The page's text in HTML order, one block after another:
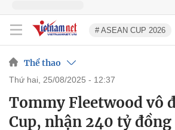
# ASEAN CUP 2026
Thể thao
thứ hai, 25/08/2025 - 12:37
Tommy Fleetwood vô
Cup, nhận 240 tỷ đồng